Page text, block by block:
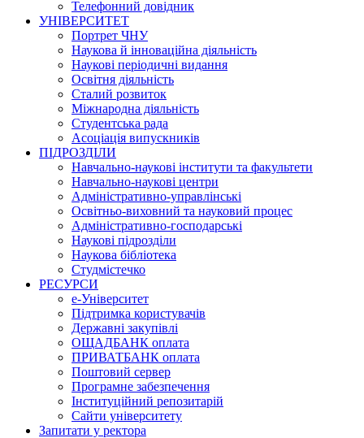
Телефонний довідник
УНІВЕРСИТЕТ
Портрет ЧНУ
Наукова й інноваційна діяльність
Наукові періодичні видання
Освітня діяльність
Сталий розвиток
Міжнародна діяльність
Студентська рада
Асоціація випускників
ПІДРОЗДІЛИ
Навчально-наукові інститути та факультети
Навчально-наукові центри
Адміністративно-управлінські
Освітньо-виховний та науковий процес
Адміністративно-господарські
Наукові підрозділи
Наукова бібліотека
Студмістечко
РЕСУРСИ
е-Університет
Підтримка користувачів
Державні закупівлі
ОЩАДБАНК оплата
ПРИВАТБАНК оплата
Поштовий сервер
Програмне забезпечення
Інституційний репозитарій
Сайти університету
Запитати у ректора